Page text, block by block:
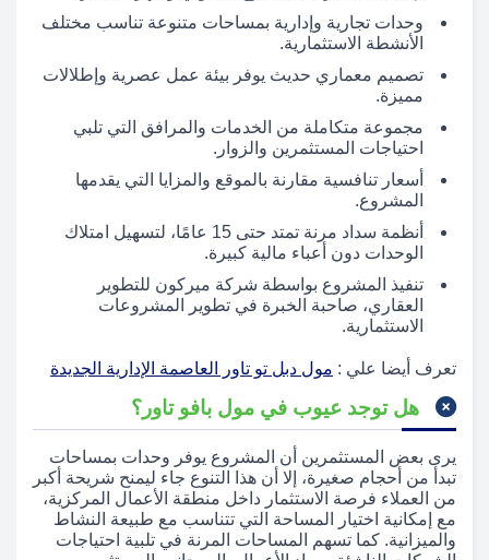
وحدات تجارية وإدارية بمساحات متنوعة تناسب مختلف
الأنشطة الاستثمارية.
تصميم معماري حديث يوفر بيئة عمل عصرية وإطلالات
مميزة.
مجموعة متكاملة من الخدمات والمرافق التي تلبي
احتياجات المستثمرين والزوار.
أسعار تنافسية مقارنة بالموقع والمزايا التي يقدمها
المشروع.
أنظمة سداد مرنة تمتد حتى 15 عامًا، لتسهيل امتلاك
الوحدات دون أعباء مالية كبيرة.
تنفيذ المشروع بواسطة شركة ميركون للتطوير
العقاري، صاحبة الخبرة في تطوير المشروعات
الاستثمارية.
تعرف أيضا علي : مول دبل تو تاور العاصمة الإدارية الجديدة
هل توجد عيوب في مول بافو تاور؟
يرى بعض المستثمرين أن المشروع يوفر وحدات بمساحات
تبدأ من أحجام صغيرة، إلا أن هذا التنوع جاء ليمنح شريحة أكبر
من العملاء فرصة الاستثمار داخل منطقة الأعمال المركزية،
مع إمكانية اختيار المساحة التي تتناسب مع طبيعة النشاط
والميزانية. كما تسهم المساحات المرنة في تلبية احتياجات